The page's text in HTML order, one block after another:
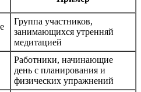
Группа участников,
занимающихся утренняй
медитацией
Работники, начинающие
день с планирования и
физических упражнений